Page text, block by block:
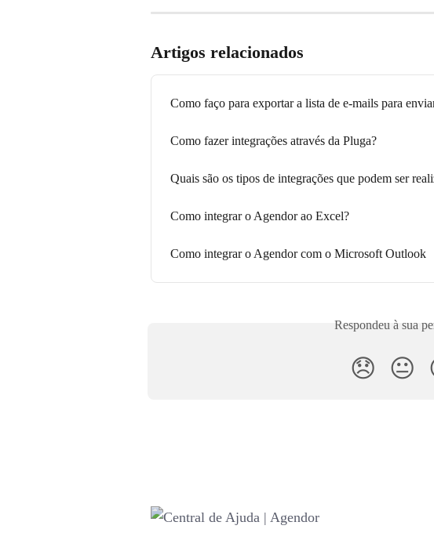
Artigos relacionados
Como faço para exportar a lista de e-mails para
Como fazer integrações através da Pluga?
Quais são os tipos de integrações que podem ser
Como integrar o Agendor ao Excel?
Como integrar o Agendor com o Microsoft Outlook
Respondeu à sua
😞 😐